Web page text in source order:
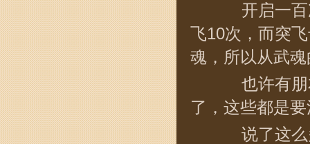
开启一百
飞10次，而突
魂，所以从武
也许有朋
了，这些都是
说了这么